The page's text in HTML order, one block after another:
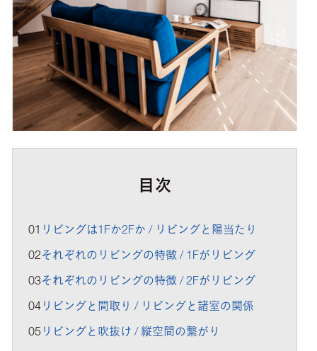
目次
01 リビングは1Fか2Fか / リビングと陽当たり
02それぞれのリビングの特徴 / 1Fがリビング
03それぞれのリビングの特徴 / 2Fがリビング
04リビングと間取り / リビングと諸室の関係
05 リビングと吹抜け / 縦空間の繋がり